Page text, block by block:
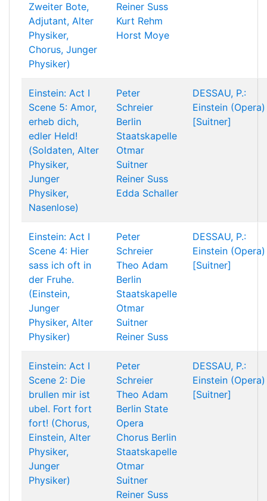
Zweiter Bote,
Adjutant, Alter
Physiker,
Chorus, Junger
Physiker)
Reiner Suss
Kurt Rehm
Horst Moye
Einstein: Act I
Scene 5: Amor,
erheb dich,
edler Held!
(Soldaten, Alter
Physiker,
Junger
Physiker,
Nasenlose)
Peter
Schreier
Berlin
Staatskapelle
Otmar
Suitner
Reiner Suss
Edda Schaller
DESSAU, P.:
Einstein (Opera)
[Suitner]
Einstein: Act I
Scene 4: Hier
sass ich oft in
der Fruhe.
(Einstein,
Junger
Physiker, Alter
Physiker)
Peter
Schreier
Theo Adam
Berlin
Staatskapelle
Otmar
Suitner
Reiner Suss
DESSAU, P.:
Einstein (Opera)
[Suitner]
Einstein: Act I
Scene 2: Die
brullen mir ist
ubel. Fort fort
fort! (Chorus,
Einstein, Alter
Physiker,
Junger
Physiker)
Peter
Schreier
Theo Adam
Berlin State
Opera
Chorus Berlin
Staatskapelle
Otmar
Suitner
Reiner Suss
DESSAU, P.:
Einstein (Opera)
[Suitner]